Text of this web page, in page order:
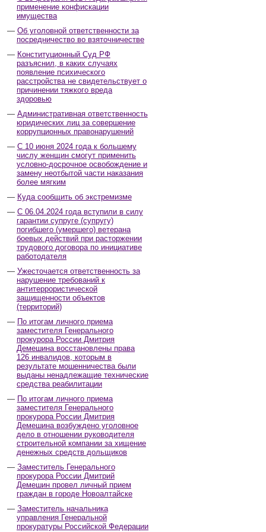
применение конфискации
имущества
Об уголовной ответственности за
посредничество во взяточничестве
Конституционный Суд РФ
разъяснил, в каких случаях
появление психического
расстройства не свидетельствует о
причинении тяжкого вреда
здоровью
Административная ответственность
юридических лиц за совершение
коррупционных правонарушений
С 10 июня 2024 года к большему
числу женщин смогут применить
условно-досрочное освобождение и
замену неотбытой части наказания
более мягким
Куда сообщить об экстремизме
С 06.04.2024 года вступили в силу
гарантии супруге (супругу)
погибшего (умершего) ветерана
боевых действий при расторжении
трудового договора по инициативе
работодателя
Ужесточается ответственность за
нарушение требований к
антитеррористической
защищенности объектов
(территорий)
По итогам личного приема
заместителя Генерального
прокурора России Дмитрия
Демешина восстановлены права
126 инвалидов, которым в
результате мошенничества были
выданы ненадлежащие технические
средства реабилитации
По итогам личного приема
заместителя Генерального
прокурора России Дмитрия
Демешина возбуждено уголовное
дело в отношении руководителя
строительной компании за хищение
денежных средств дольщиков
Заместитель Генерального
прокурора России Дмитрий
Демешин провел личный прием
граждан в городе Новоалтайске
Заместитель начальника
управления Генеральной
прокуратуры Российской Федерации